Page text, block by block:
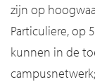
zijn op
Particuliere, op
kunnen in de